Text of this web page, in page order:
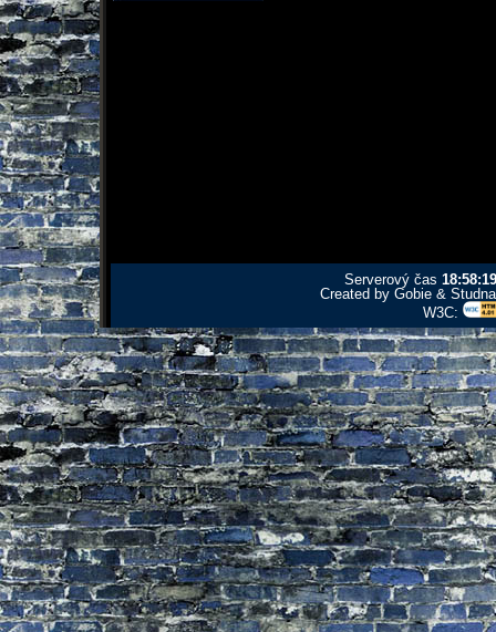
Serverový čas 18:58:19
Created by Gobie &
W3C: